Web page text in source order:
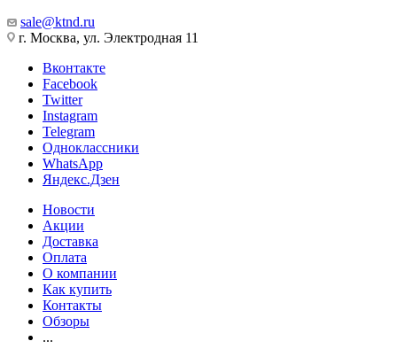
sale@ktnd.ru
г. Москва, ул. Электродная 11
Вконтакте
Facebook
Twitter
Instagram
Telegram
Одноклассники
WhatsApp
Яндекс.Дзен
Новости
Акции
Доставка
Оплата
О компании
Как купить
Контакты
Обзоры
...